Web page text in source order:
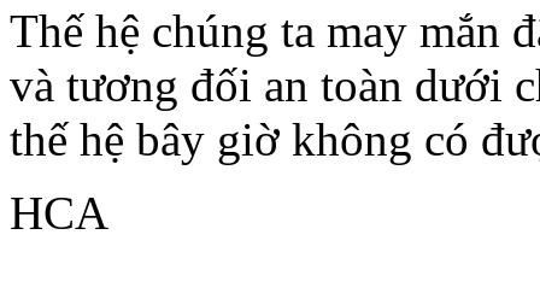
Thế hệ chúng ta may mắn
và tương đối an toàn dưới
thế hệ bây giờ không có
HCA